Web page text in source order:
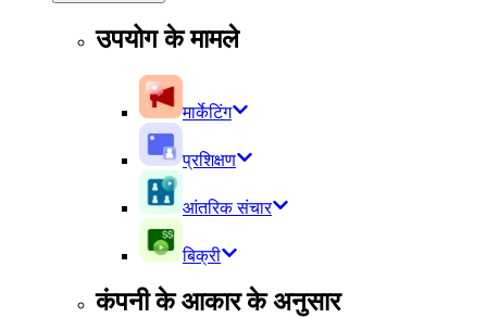
उपयोग के मामले
मार्केटिंग
प्रशिक्षण
आंतरिक संचार
बिक्री
कंपनी के आकार के अनुसार